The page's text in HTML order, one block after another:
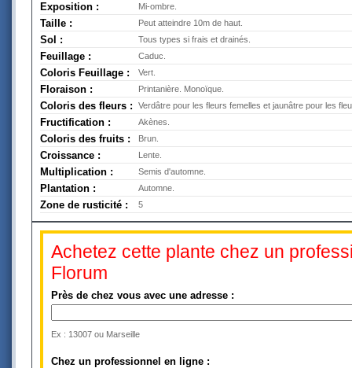
Exposition : Mi-ombre.
Taille : Peut atteindre 10m de haut.
Sol : Tous types si frais et drainés.
Feuillage : Caduc.
Coloris Feuillage : Vert.
Floraison : Printanière. Monoïque.
Coloris des fleurs : Verdâtre pour les fleurs femelles et jaunâtre pour les
Fructification : Akènes.
Coloris des fruits : Brun.
Croissance : Lente.
Multiplication : Semis d'automne.
Plantation : Automne.
Zone de rusticité : 5
Achetez cette plante chez un
Florum
Près de chez vous avec une adresse :
Ex : 13007 ou Marseille
Chez un professionnel en ligne :